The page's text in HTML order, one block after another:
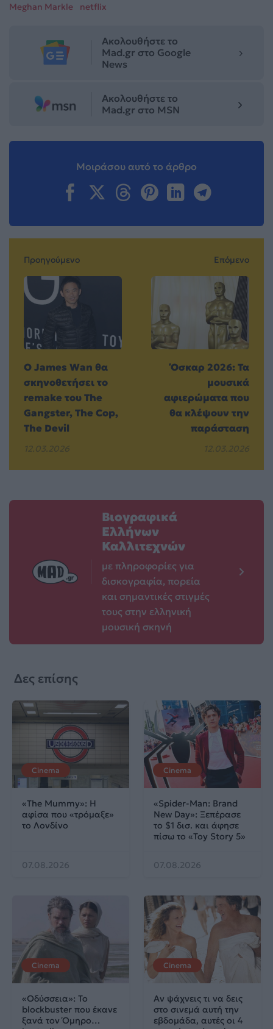
Meghan Markle netflix
Ακολουθήστε το
Mad.gr στο Google
News
Ακολουθήστε το
Mad.gr στο MSN
Μοιράσου αυτό το άρθρο
Προηγούμενο
Ο James Wan θα
σκηνοθετήσει το
remake του The
Gangster, The Cop,
The Devil
12.03.2026
Επόμενο
Όσκαρ 2026: Τα
μουσικά
αφιερώματα που
θα κλέψουν την
παράσταση
12.03.2026
Βιογραφικά
Ελλήνων
Καλλιτεχνών
με πληροφορίες για
δισκογραφία, πορεία
και σημαντικές στιγμές
τους στην ελληνική
μουσική σκηνή
Δες επίσης
Cinema
«The Mummy»: Η
αφίσα που «τρόμαξε»
το Λονδίνο
07.08.2026
Cinema
«Spider-Man: Brand
New Day»: Ξεπέρασε
το $1 δισ. και άφησε
πίσω το «Toy Story 5»
07.08.2026
Cinema
«Οδύσσεια»: Το
blockbuster που έκανε
ξανά τον Όμηρο…
Cinema
Αν ψάχνεις τι να δεις
στο σινεμά αυτή την
εβδομάδα, αυτές οι 4